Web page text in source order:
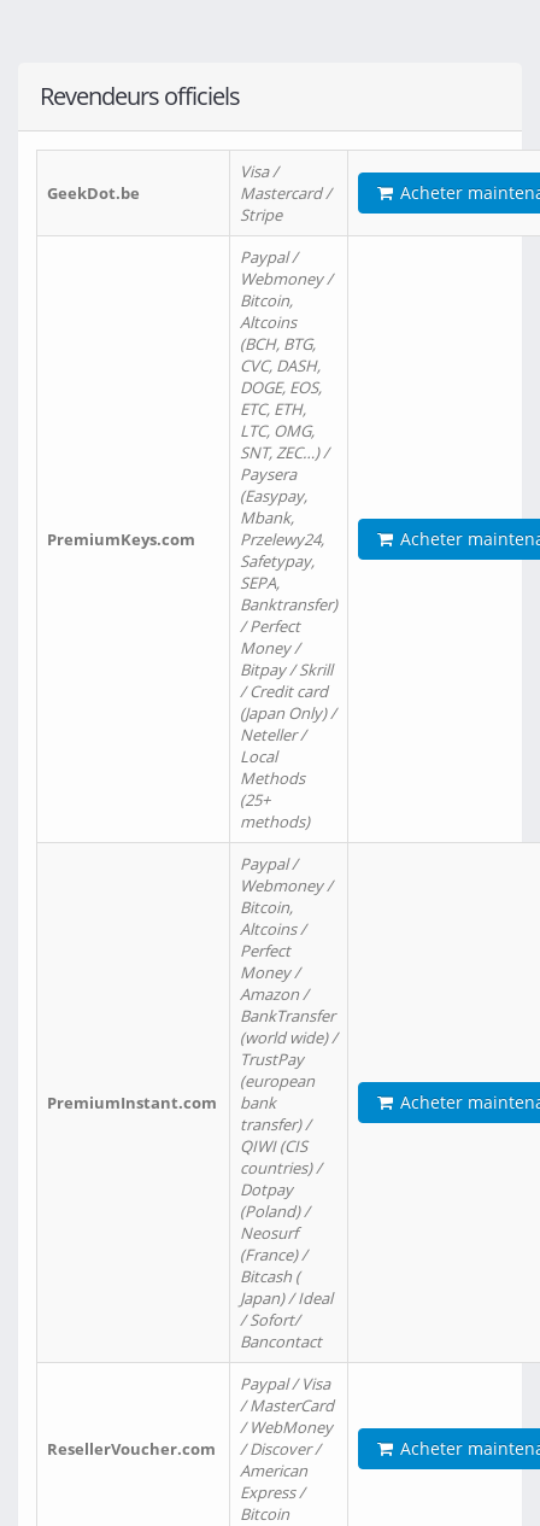
Revendeurs officiels
GeekDot.be
Visa /
Mastercard /
Stripe
Acheter
PremiumKeys.com
Paypal /
Webmoney /
Bitcoin,
Altcoins
(BCH, BTG,
CVC, DASH,
DOGE, EOS,
ETC, ETH,
LTC, OMG,
SNT, ZEC…) /
Paysera
(Easypay,
Mbank,
Przelewy24,
Safetypay,
SEPA,
Banktransfer)
/ Perfect
Money /
Bitpay / Skrill
/ Credit card
(Japan Only) /
Neteller /
Local
Methods
(25+
methods)
Acheter
PremiumInstant.com
Paypal /
Webmoney /
Bitcoin,
Altcoins /
Perfect
Money /
Amazon /
BankTransfer
(world wide) /
TrustPay
(european
bank
transfer) /
QIWI (CIS
countries) /
Dotpay
(Poland) /
Neosurf
(France) /
Bitcash (
Japan) / Ideal
/ Sofort/
Bancontact
Acheter
ResellerVoucher.com
Paypal / Visa
/ MasterCard
/ WebMoney
/ Discover /
American
Express /
Bitcoin
Acheter